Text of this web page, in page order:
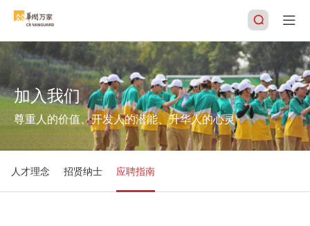
搜索
加入我们
尊重人的价值、开发人的潜能、升华人的心灵
人才理念 招贤纳士 应聘指南